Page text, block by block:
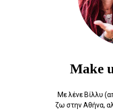
Make
Με λένε Βίλλυ
ζω στην Αθήνα,